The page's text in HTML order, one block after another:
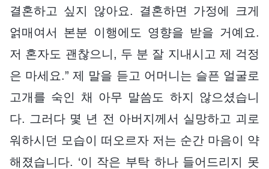
결혼하고 싶지 않아요. 결혼하면 가정에 크게
얽매여서 본분 이행에도 영향을 받을 거예요.
저 혼자도 괜찮으니, 두 분 잘 지내시고 제 걱정
은 마세요.” 제 말을 듣고 어머니는 슬픈 얼굴로
고개를 숙인 채 아무 말씀도 하지 않으셨습니
다. 그러다 몇 년 전 아버지께서 실망하고 괴로
워하시던 모습이 떠오르자 저는 순간 마음이 약
해졌습니다. ‘이 작은 부탁 하나 들어드리지 못